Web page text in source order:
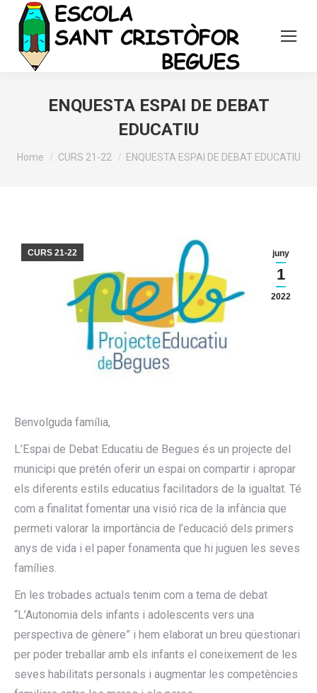
ENQUESTA ESPAI DE DEBAT
EDUCATIU
You are here:
Home CURS 21-22 ENQUESTA ESPAI DE DEBAT EDUCATIU
juny
1
2022
CURS 21-22
Benvolguda família,
L’Espai de Debat Educatiu de Begues és un projecte del
municipi que pretén oferir un espai on compartir i apropar
els diferents estils educatius facilitadors de la igualtat. Té
com a finalitat fomentar una visió rica de la infància que
permeti valorar la importància de l’educació dels primers
anys de vida i el paper fonamenta que hi juguen les seves
famílies.
En les trobades actuals tenim com a tema de debat
“L’Autonomia dels infants i adolescents vers una
perspectiva de gènere” i hem elaborat un breu qüestionari
per poder treballar amb els infants el coneixement de les
seves habilitats personals i augmentar les competències